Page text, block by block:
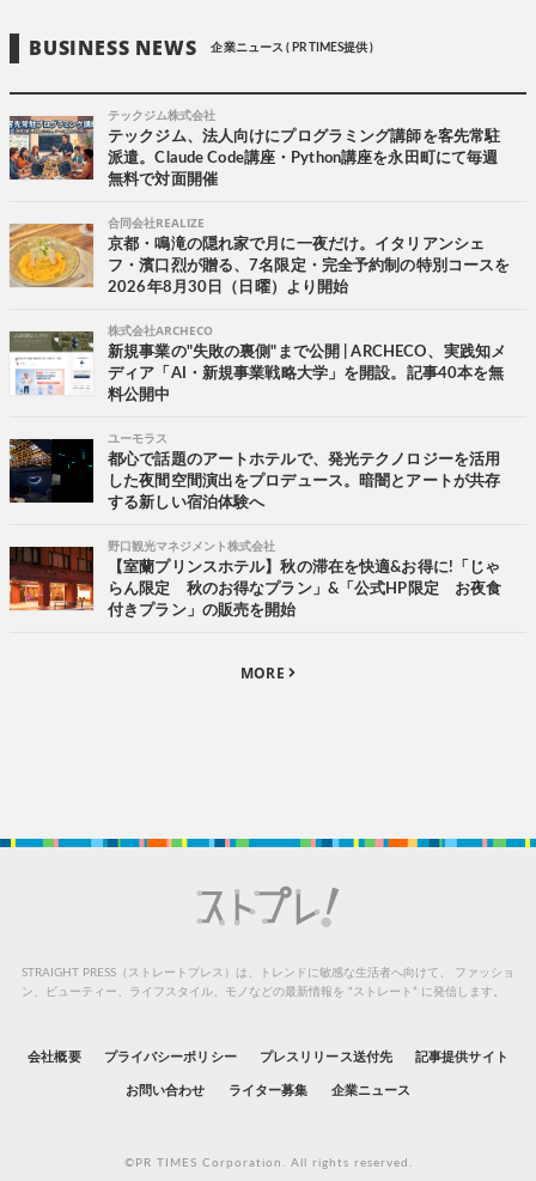
BUSINESS NEWS 企業ニュース ( PR TIMES提供 )
テックジム株式会社
テックジム、法人向けにプログラミング講師を客先常駐
派遣。Claude Code講座・Python講座を永田町にて毎週
無料で対面開催
合同会社REALIZE
京都・鳴滝の隠れ家で月に一夜だけ。イタリアンシェ
フ・濱口烈が贈る、7名限定・完全予約制の特別コースを
2026年8月30日（日曜）より開始
株式会社ARCHECO
新規事業の"失敗の裏側"まで公開 | ARCHECO、実践知メ
ディア「AI・新規事業戦略大学」を開設。記事40本を無
料公開中
ユーモラス
都心で話題のアートホテルで、発光テクノロジーを活用
した夜間空間演出をプロデュース。暗闇とアートが共存
する新しい宿泊体験へ
野口観光マネジメント株式会社
【室蘭プリンスホテル】秋の滞在を快適&お得に!「じゃ
らん限定 秋のお得なプラン」&「公式HP限定 お夜食
付きプラン」の販売を開始
MORE
STRAIGHT PRESS（ストレートプレス）は、トレンドに敏感な生活者へ向けて、
ファッショ
ン、ビューティー、ライフスタイル、モノなどの最新情報を “ストレート” に発信します。
会社概要 プライバシーポリシー プレスリリース送付先 記事提供サイト
お問い合わせ ライター募集 企業ニュース
©PR TIMES Corporation. All rights reserved.